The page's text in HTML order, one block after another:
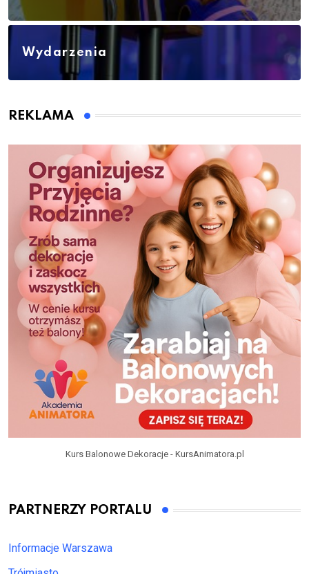
Wydarzenia
REKLAMA
Kurs Balonowe Dekoracje - KursAnimatora.pl
PARTNERZY PORTALU
Informacje Warszawa